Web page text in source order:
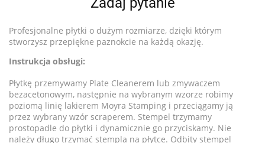
Profesjonalne płytki o dużym rozmiarze, dzięki którym
stworzysz przepiękne paznokcie na każdą okazję.
Instrukcja obsługi:
Płytkę przemywamy Plate Cleanerem lub zmywaczem
bezacetonowym, następnie na wybranym wzorze robimy
poziomą linię lakierem Moyra Stamping i przeciągamy ją
przez wybrany wzór scraperem. Stempel trzymamy
prostopadle do płytki i dynamicznie go przyciskamy. Nie
należy długo trzymać stempla na płytce. Odbity stempel